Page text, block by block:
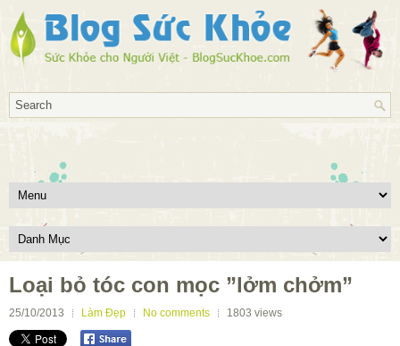
Loại bỏ tóc con mọc ”lởm chởm”
25/10/2013 Làm Đẹp No comments 1803 views